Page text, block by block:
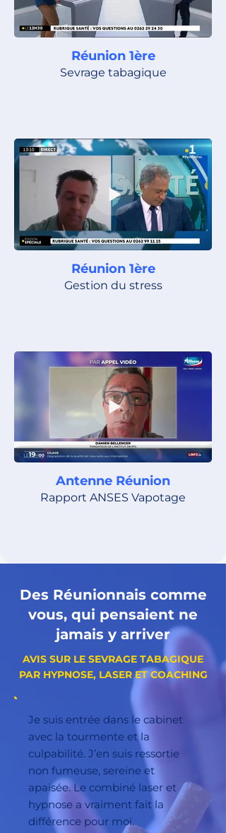
Réunion 1ère
Sevrage tabagique
Réunion 1ère
Gestion du stress
Antenne Réunion
Rapport ANSES Vapotage
Des Réunionnais comme
vous, qui pensaient ne
jamais y arriver
AVIS SUR LE SEVRAGE TABAGIQUE
PAR HYPNOSE, LASER ET COACHING
Je suis entrée dans le cabinet
avec la tourmente et la
culpabilité. J’en suis ressortie
non fumeuse, sereine et
apaisée. Le combiné laser et
hypnose a vraiment fait la
différence pour moi.